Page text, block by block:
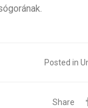
Posted in
Share